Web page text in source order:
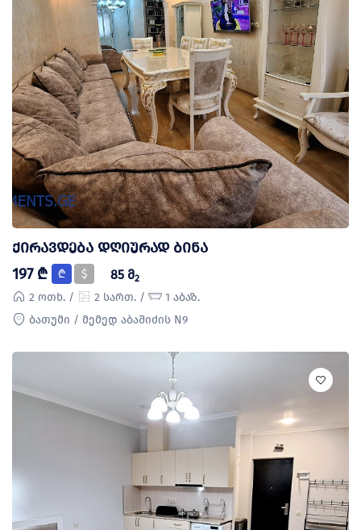
ქირავდება დღიურად ბინა
197 ₾ ₾ $ 85 მ2
2 ოთხ. / 2 სართ. /
1 აბაზ.
ბათუმი / მემედ აბაშიძის N9